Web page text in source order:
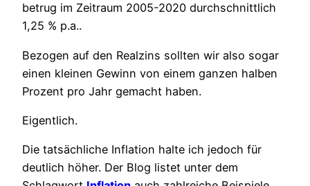
betrug im Zeitraum 2005-2020 durchschnittlich
1,25 % p.a..
Bezogen auf den Realzins sollten wir also sogar
einen kleinen Gewinn von einem ganzen halben
Prozent pro Jahr gemacht haben.
Eigentlich.
Die tatsächliche Inflation halte ich jedoch für
deutlich höher. Der Blog listet unter dem